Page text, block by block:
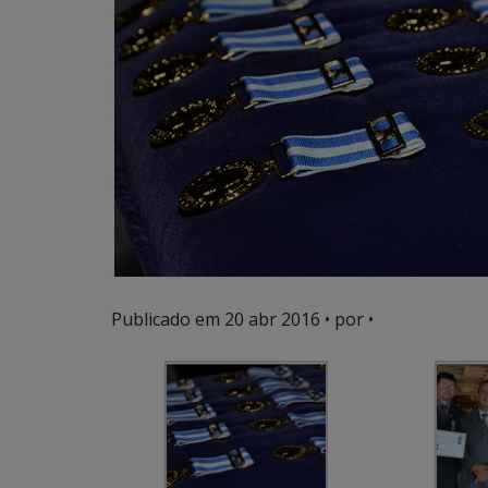
Publicado em 20 abr 2016 • por •